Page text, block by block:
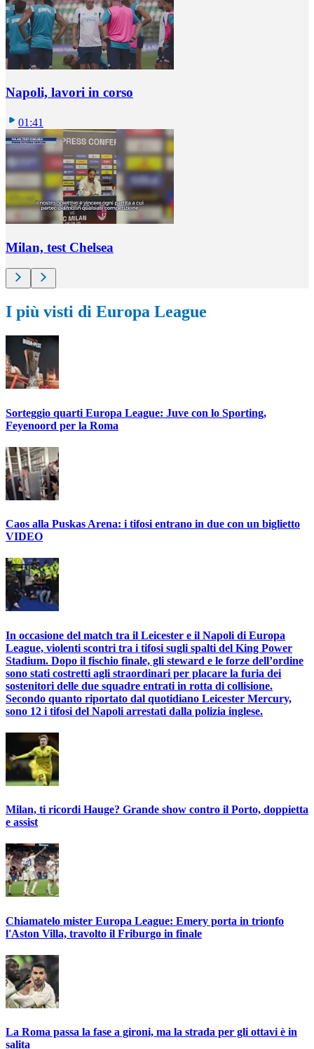
Napoli, lavori in corso
01:41
Milan, test Chelsea
I più visti di Europa League
Sorteggio quarti Europa League: Juve con lo Sporting,
Feyenoord per la Roma
Caos alla Puskas Arena: i tifosi entrano in due con un biglietto
VIDEO
In occasione del match tra il Leicester e il Napoli di Europa
League, violenti scontri tra i tifosi sugli spalti del King Power
Stadium. Dopo il fischio finale, gli steward e le forze dell’ordine
sono stati costretti agli straordinari per placare la furia dei
sostenitori delle due squadre entrati in rotta di collisione.
Secondo quanto riportato dal quotidiano Leicester Mercury,
sono 12 i tifosi del Napoli arrestati dalla polizia inglese.
Milan, ti ricordi Hauge? Grande show contro il Porto, doppietta
e assist
Chiamatelo mister Europa League: Emery porta in trionfo
l'Aston Villa, travolto il Friburgo in finale
La Roma passa la fase a gironi, ma la strada per gli ottavi è in
salita